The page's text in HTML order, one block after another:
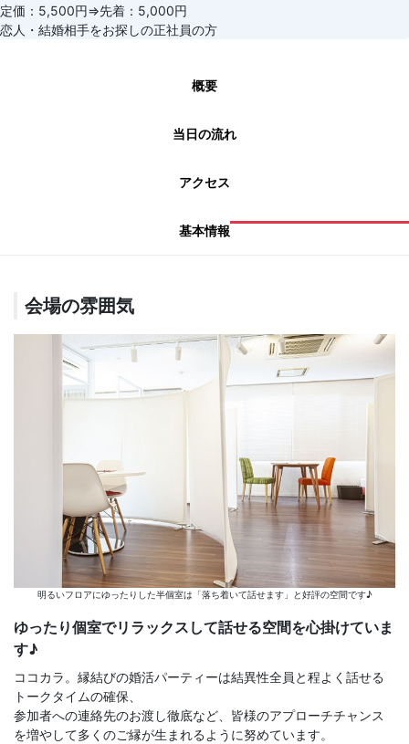
定価：5,500円⇒先着：5,000円
恋人・結婚相手をお探しの正社員の方
概要
当日の流れ
アクセス
基本情報
会場の雰囲気
明るいフロアにゆったりした半個室は「落ち着いて話せます」と好評の空間です♪
ゆったり個室でリラックスして話せる空間を心掛けていま
す♪
ココカラ。縁結びの婚活パーティーは結異性全員と程よく話せる
トークタイムの確保、
参加者への連絡先のお渡し徹底など、皆様のアプローチチャンス
を増やして多くのご縁が生まれるように努めています。